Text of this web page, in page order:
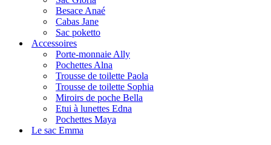
Besace Anaé
Cabas Jane
Sac poketto
Accessoires
Porte-monnaie Ally
Pochettes Alna
Trousse de toilette Paola
Trousse de toilette Sophia
Miroirs de poche Bella
Etui à lunettes Edna
Pochettes Maya
Le sac Emma